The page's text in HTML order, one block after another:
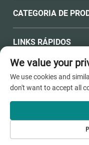
CATEGORIA DE
LINKS RÁPIDOS
INFORMAÇÕES DE
Office add : Nº 398,
We value your
We use cookies and
don't want to accept all